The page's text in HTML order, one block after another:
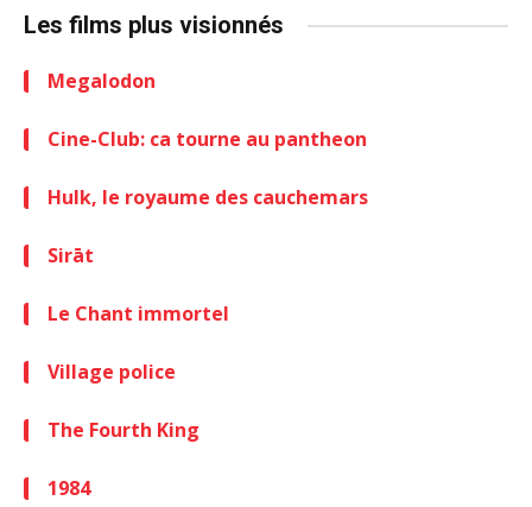
Les films plus visionnés
Megalodon
Cine-Club: ca tourne au pantheon
Hulk, le royaume des cauchemars
Sirāt
Le Chant immortel
Village police
The Fourth King
1984